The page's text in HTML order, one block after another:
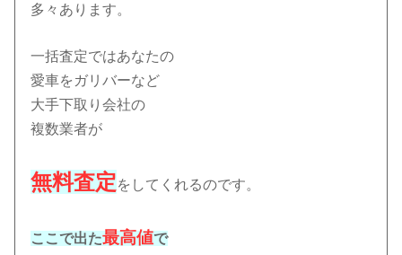
多々あります。
一括査定ではあなたの
愛車をガリバーなど
大手下取り会社の
複数業者が
無料査定をしてくれるのです。
ここで出た最高値で